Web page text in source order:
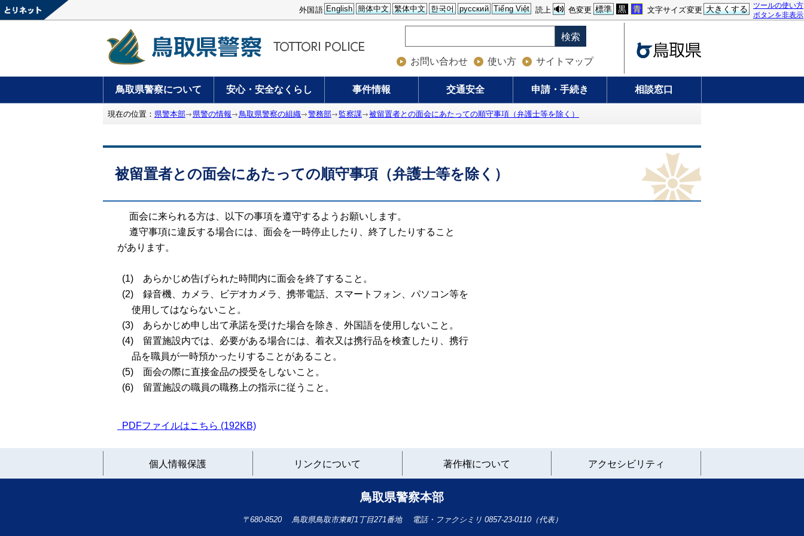
ツールの使い方
ボタンを非表示
文字サイズ変更 大きくする
色変更 標準 黒 青
読上
外国語 English 簡体中文 繁体中文 한국어 русский Tiếng Việt
検索
お問い合わせ 使い方 サイトマップ
鳥取県警察について 安心・安全なくらし 事件情報 交通安全 申請・手続き 相談窓口
現在の位置： 県警本部 県警の情報 鳥取県警察の組織 警務部 監察課 被留置者との面会にあたっての順守事項（弁護士等を除く）
被留置者との面会にあたっての順守事項（弁護士等を除く）
面会に来られる方は、以下の事項を遵守するようお願いします。
遵守事項に違反する場合には、面会を一時停止したり、終了したりすること
があります。
(1) あらかじめ告げられた時間内に面会を終了すること。
(2) 録音機、カメラ、ビデオカメラ、携帯電話、スマートフォン、パソコン等を
使用してはならないこと。
(3) あらかじめ申し出て承諾を受けた場合を除き、外国語を使用しないこと。
(4) 留置施設内では、必要がある場合には、着衣又は携行品を検査したり、携行
品を職員が一時預かったりすることがあること。
(5) 面会の際に直接金品の授受をしないこと。
(6) 留置施設の職員の職務上の指示に従うこと。
PDFファイルはこちら (192KB)
個人情報保護
と
へ
リンクについて 著作権について アクセシビリティ
鳥取県警察本部
〒680-8520 鳥取県鳥取市東町1丁目271番地電話・ファクシミリ 0857-23-0110（代表）